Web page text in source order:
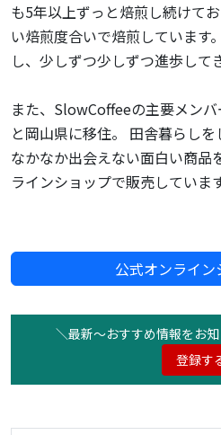
も5年以上ずっと焙煎し続けて
い焙煎度合いで焙煎しています
し、少しずつ少しずつ進歩して
また、SlowCoffeeの主要メン
と岡山県に移住。 田舎暮らし
なかなか出会えない面白い商品
ラインショップで販売しています
公式オンライン
＼最新〜おすすめ情報をお
登録す